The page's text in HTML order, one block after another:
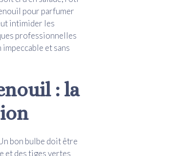
pour parfumer
intimider les
professionnelles
et sans
: la
bon bulbe doit être
et des tiges vertes